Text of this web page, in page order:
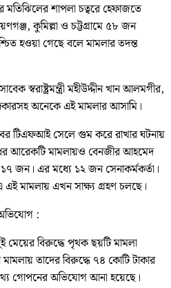
শাপলা চত্বরে হেফাজতে
কুমিল্লা ও চট্টগ্রামে ৫৮ জন
হওয়া গেছে বলে মামলার তদন্ত
স্বরাষ্ট্রমন্ত্রী মহীউদ্দীন খান আলমগীর,
অনেকে এই মামলার আসামি।
টিএফআই সেলে গুম করে রাখার ঘটনায়
আরেকটি মামলায়ও বেনজীর আহমেদ
জন। এর মধ্যে ১২ জন সেনাকর্মকর্তা।
এই মামলায় এখন সাক্ষ্য গ্রহণ চলছে।
:
মেয়ের বিরুদ্ধে পৃথক ছয়টি মামলা
তাদের বিরুদ্ধে ৭৪ কোটি টাকার
গোপনের অভিযোগ আনা হয়েছে।